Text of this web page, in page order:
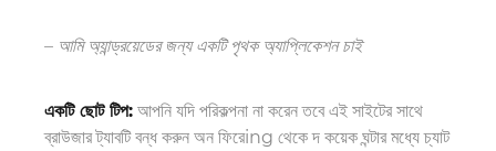
– আমি অ্যান্ড্রয়েডের জন্য একটি পৃথক অ্যাপ্লিকেশন চাই
একটি ছোট টিপ: আপনি যদি পরিকল্পনা না করেন তবে এই সাইটের সাথে
ব্রাউজার ট্যাবটি বন্ধ করুন অন ফিরেing থেকেদ কয়েক ঘন্টার মধ্যে চ্যাট